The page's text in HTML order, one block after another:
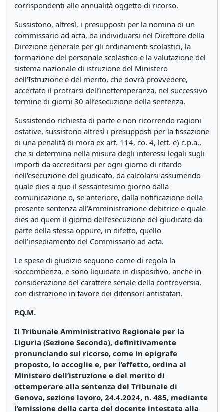
corrispondenti alle annualità oggetto di ricorso.
Sussistono, altresì, i presupposti per la nomina di un
commissario ad acta, da individuarsi nel Direttore della
Direzione generale per gli ordinamenti scolastici, la
formazione del personale scolastico e la valutazione del
sistema nazionale di istruzione del Ministero
dell’Istruzione e del merito, che dovrà provvedere,
accertato il protrarsi dell’inottemperanza, nel successivo
termine di giorni 30 all’esecuzione della sentenza.
Sussistendo richiesta di parte e non ricorrendo ragioni
ostative, sussistono altresì i presupposti per la fissazione
di una penalità di mora ex art. 114, co. 4, lett. e) c.p.a.,
che si determina nella misura degli interessi legali sugli
importi da accreditarsi per ogni giorno di ritardo
nell'esecuzione del giudicato, da calcolarsi assumendo
quale dies a quo il sessantesimo giorno dalla
comunicazione o, se anteriore, dalla notificazione della
presente sentenza all’Amministrazione debitrice e quale
dies ad quem il giorno dell’esecuzione del giudicato da
parte della stessa oppure, in difetto, quello
dell’insediamento del Commissario ad acta.
Le spese di giudizio seguono come di regola la
soccombenza, e sono liquidate in dispositivo, anche in
considerazione del carattere seriale della controversia,
con distrazione in favore dei difensori antistatari.
P.Q.M.
Il Tribunale Amministrativo Regionale per la
Liguria (Sezione Seconda), definitivamente
pronunciando sul ricorso, come in epigrafe
proposto, lo accoglie e, per l’effetto, ordina al
Ministero dell’istruzione e del merito di
ottemperare alla sentenza del Tribunale di
Genova, sezione lavoro, 24.4.2024, n. 485, mediante
l’emissione della carta del docente intestata alla